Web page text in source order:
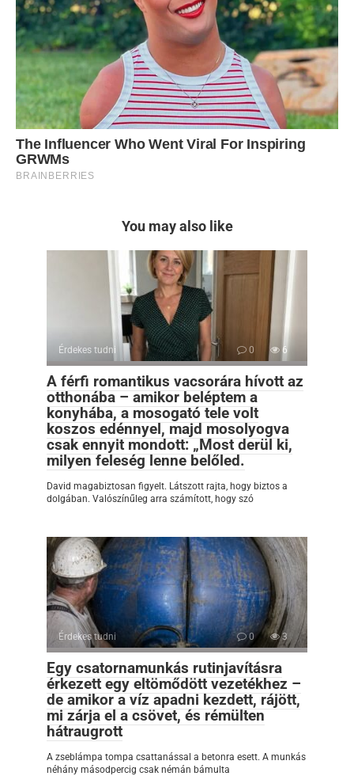
You may also like
Érdekes tudni 0 6
A férfi romantikus vacsorára hívott az
otthonába – amikor beléptem a
konyhába, a mosogató tele volt
koszos edénnyel, majd mosolyogva
csak ennyit mondott: „Most derül ki,
milyen feleség lenne belőled.
David magabiztosan figyelt. Látszott rajta, hogy biztos a
dolgában. Valószínűleg arra számított, hogy szó
Érdekes tudni 0 3
Egy csatornamunkás rutinjavításra
érkezett egy eltömődött vezetékhez –
de amikor a víz apadni kezdett, rájött,
mi zárja el a csövet, és rémülten
hátraugrott
A zseblámpa tompa csattanással a betonra esett. A munkás
néhány másodpercig csak némán bámulta